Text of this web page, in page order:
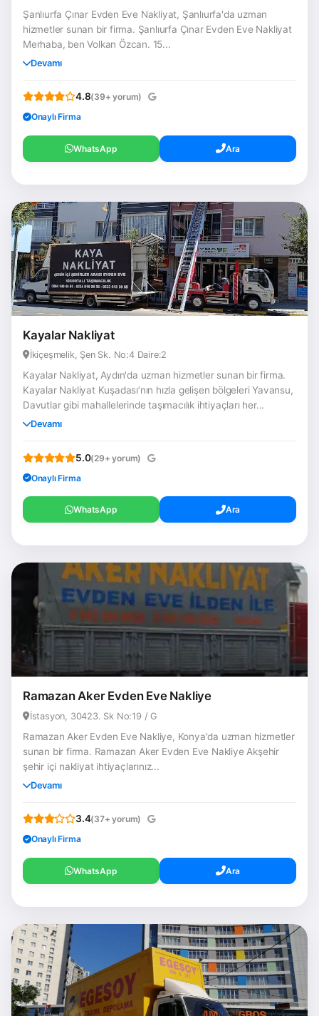
Şanlıurfa Çınar Evden Eve Nakliyat, Şanlıurfa'da uzman
hizmetler sunan bir firma. Şanlıurfa Çınar Evden Eve Nakliyat
Merhaba, ben Volkan Özcan. 15...
Devamı
4.8(39+ yorum)
Onaylı Firma
WhatsApp Ara
Kayalar Nakliyat
İkiçeşmelik, Şen Sk. No:4 Daire:2
Kayalar Nakliyat, Aydın'da uzman hizmetler sunan bir firma.
Kayalar Nakliyat Kuşadası’nın hızla gelişen bölgeleri Yavansu,
Davutlar gibi mahallelerinde taşımacılık ihtiyaçları her...
Devamı
5.0(29+ yorum)
Onaylı Firma
WhatsApp Ara
Ramazan Aker Evden Eve Nakliye
İstasyon, 30423. Sk No:19 / G
Ramazan Aker Evden Eve Nakliye, Konya'da uzman hizmetler
sunan bir firma. Ramazan Aker Evden Eve Nakliye Akşehir
şehir içi nakliyat ihtiyaçlarınız...
Devamı
3.4(37+ yorum)
Onaylı Firma
WhatsApp Ara